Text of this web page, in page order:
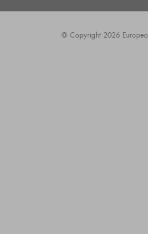
© Copyright 2026